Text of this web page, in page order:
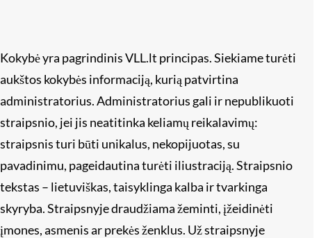
Kokybė yra pagrindinis VLL.lt principas. Siekiame turėti
aukštos kokybės informaciją, kurią patvirtina
administratorius. Administratorius gali ir nepublikuoti
straipsnio, jei jis neatitinka keliamų reikalavimų:
straipsnis turi būti unikalus, nekopijuotas, su
pavadinimu, pageidautina turėti iliustraciją. Straipsnio
tekstas – lietuviškas, taisyklinga kalba ir tvarkinga
skyryba. Straipsnyje draudžiama žeminti, įžeidinėti
įmones, asmenis ar prekės ženklus. Už straipsnyje